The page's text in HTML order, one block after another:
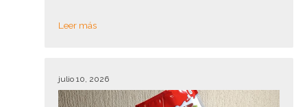
Leer más
julio 10, 2026